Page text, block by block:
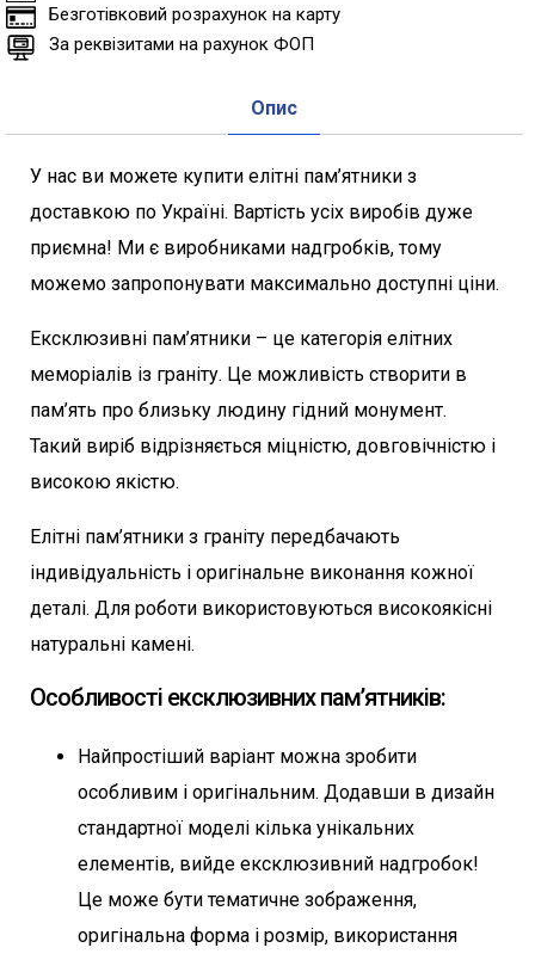
Безготівковий розрахунок на карту
За реквізитами на рахунок ФОП
Опис
У нас ви можете купити елітні пам’ятники з
доставкою по Україні. Вартість усіх виробів дуже
приємна! Ми є виробниками надгробків, тому
можемо запропонувати максимально доступні ціни.
Ексклюзивні пам’ятники – це категорія елітних
меморіалів із граніту. Це можливість створити в
пам’ять про близьку людину гідний монумент.
Такий виріб відрізняється міцністю, довговічністю і
високою якістю.
Елітні пам’ятники з граніту передбачають
індивідуальність і оригінальне виконання кожної
деталі. Для роботи використовуються високоякісні
натуральні камені.
Особливості ексклюзивних пам’ятників:
Найпростіший варіант можна зробити
особливим і оригінальним. Додавши в дизайн
стандартної моделі кілька унікальних
елементів, вийде ексклюзивний надгробок!
Це може бути тематичне зображення,
оригінальна форма і розмір, використання